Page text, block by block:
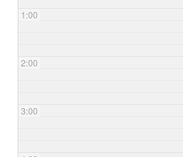
1:00
2:00
3:00